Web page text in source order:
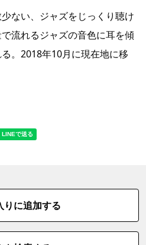
ない、ジャズをじっくり聴け
流れるジャズの音色に耳を傾
。2018年10月に現在地に移
りに追加する